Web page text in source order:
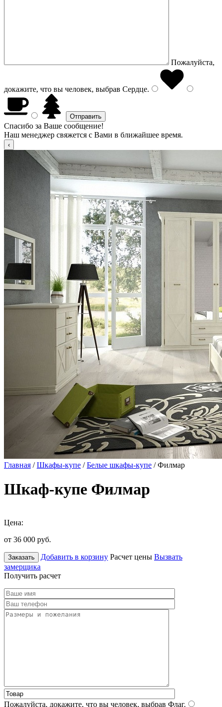
Пожалуйста,
докажите, что вы человек, выбрав Сердце.
Спасибо за Ваше сообщение!
Наш менеджер свяжется с Вами в ближайшее время.
Главная /Шкафы-купе /Белые шкафы-купе / Филмар
Шкаф-купе Филмар
Цена:
от 36 000 руб.
Заказать Добавить в корзину Расчет цены Вызвать
замерщика
Получить расчет
Пожалуйста, докажите, что вы человек, выбрав Флаг.